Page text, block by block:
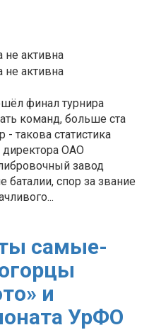
финал турнира
команд, больше ста
- такова статистика
ОАО
завод
спор за звание
самые-
и
УрФО